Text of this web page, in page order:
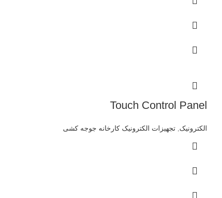
Touch Control Panel
الکترونیک تجهیزات الکترونیک کارخانه جوجه کشی